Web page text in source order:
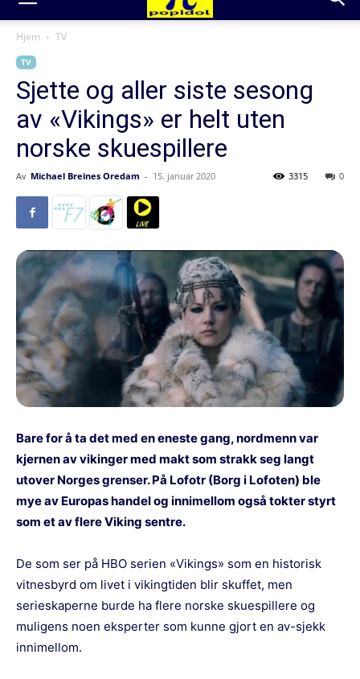
Hjem TV
TV
Sjette og aller siste sesong
av «Vikings» er helt uten
norske skuespillere
Av Michael Breines Oredam - 15. januar 2020 0
3315
Bare for å ta det med en eneste gang, nordmenn var
kjernen av vikinger med makt som strakk seg langt
utover Norges grenser. På Lofotr (Borg i Lofoten) ble
mye av Europas handel og innimellom også tokter styrt
som et av flere Viking sentre.
De som ser på HBO serien «Vikings» som en historisk
vitnesbyrd om livet i vikingtiden blir skuffet, men
serieskaperne burde ha flere norske skuespillere og
muligens noen eksperter som kunne gjort en av-sjekk
innimellom.